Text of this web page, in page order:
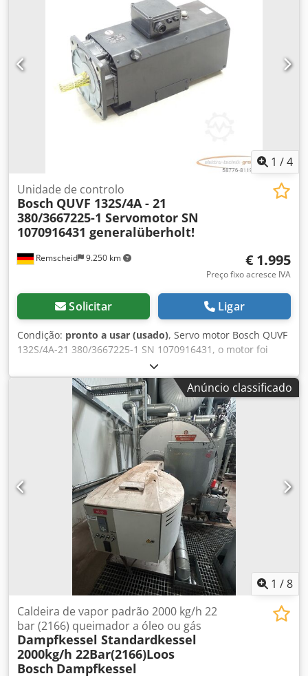
1 /4
Remscheid 9.250 km
Unidade de controlo
Bosch QUVF 132S/4A - 21
380/3667225-1 Servomotor SN
1070916431 generalüberholt!
€ 1.995
Preço fixo acresce IVA
Solicitar Ligar
Condição: pronto a usar (usado), Servo motor Bosch QUVF
132S/4A-21 380/3667225-1 SN 1070916431, o motor foi
revisado pelo fabricante, ATENÇÃO: Consulte
separadamente sobre custos de embalagem e envio!
ATENÇÃO: Consulte os custos de embalagem e transporte
separadamente! Dwsdpfoi D E Rqex Am Toa
Anúncio classificado
1 /8
Caldeira de vapor padrão 2000 kg/h 22
bar (2166) queimador a óleo ou gás
Dampfkessel Standardkessel
2000kg/h 22Bar(2166)Loos
Bosch Dampfkessel